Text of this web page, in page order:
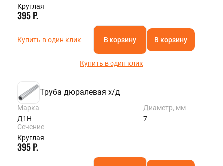
Круглая
395 Р.
Купить в один клик В корзину В корзину
Купить в один клик
Труба дюралевая х/д
Марка
Д1Н
Диаметр, мм
7
Сечение
Круглая
395 Р.